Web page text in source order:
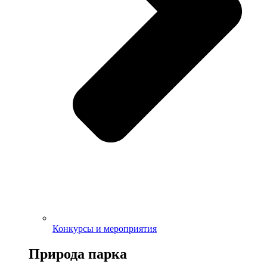
Конкурсы и мероприятия
Природа парка